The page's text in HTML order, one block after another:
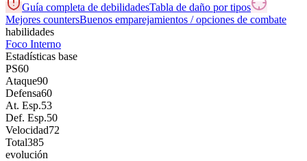
Guía completa de debilidadesTabla de daño por tipos
Mejores countersBuenos emparejamientos / opciones de combate
habilidades
Foco Interno
Estadísticas base
PS60
Ataque90
Defensa60
At. Esp.53
Def. Esp.50
Velocidad72
Total385
evolución